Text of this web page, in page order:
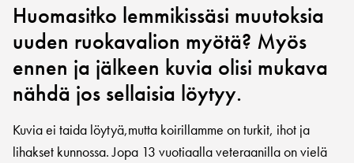
Huomasitko lemmikissäsi muutoksia
uuden ruokavalion myötä? Myös
ennen ja jälkeen kuvia olisi mukava
nähdä jos sellaisia löytyy.
Kuvia ei taida löytyä,mutta koirillamme on turkit, ihot ja
lihakset kunnossa. Jopa 13 vuotiaalla veteraanilla on vielä